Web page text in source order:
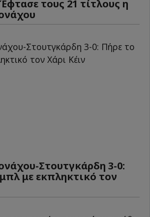
τους 21 τίτλους η
Στουτγκάρδη 3-0:
με εκπληκτικό τον